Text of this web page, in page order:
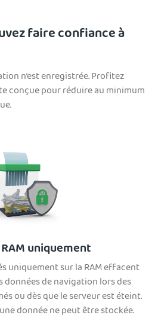
faire confiance à
n’est enregistrée. Profitez
conçue pour réduire au minimum
uniquement
uniquement sur la RAM effacent
de navigation lors des
ou dès que le serveur est éteint.
donnée ne peut être stockée.